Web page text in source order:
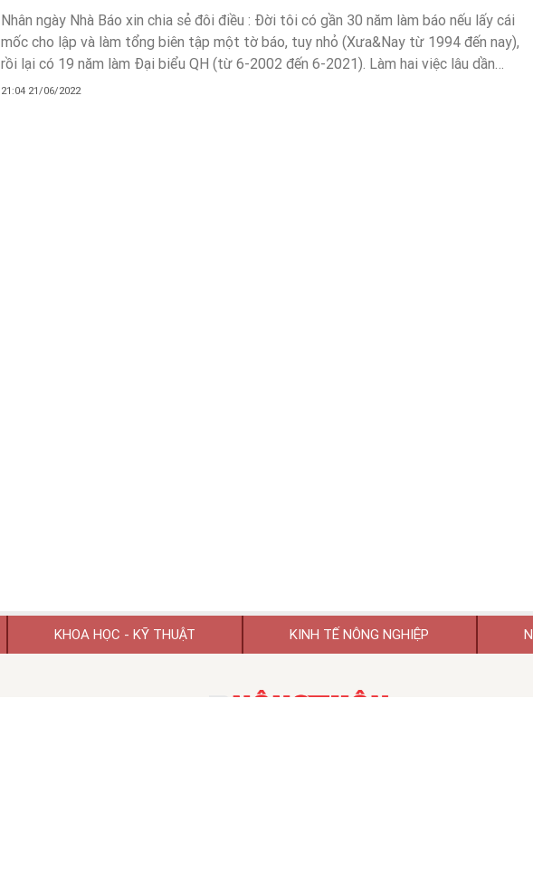
Nhân ngày Nhà Báo xin chia sẻ đôi điều : Đời tôi có gần 30 năm làm báo nếu lấy cái
mốc cho lập và làm tổng biên tập một tờ báo, tuy nhỏ (Xưa&Nay từ 1994 đến nay),
rồi lại có 19 năm làm Đại biểu QH (từ 6-2002 đến 6-2021). Làm hai việc lâu dần
cảm thấy nó chỉ là một.
21:04 21/06/2022
KHOA HỌC - KỸ THUẬT KINH TẾ NÔNG NGHIỆP